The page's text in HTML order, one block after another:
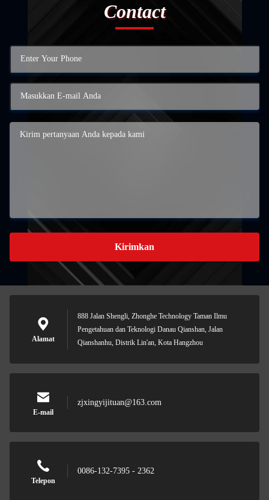
Contact
Kirimkan
Alamat
888 Jalan Shengli, Zhonghe Technology Taman Ilmu
Pengetahuan dan Teknologi Danau Qianshan, Jalan
Qianshanhu, Distrik Lin'an, Kota Hangzhou
E-mail
zjxingyijituan@163.com
Telepon
0086-132-7395 - 2362